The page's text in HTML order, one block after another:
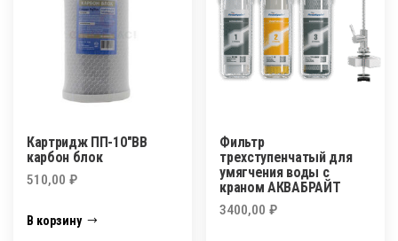
Картридж ПП-10″BB
карбон блок
510,00 ₽
В корзину
Фильтр
трехступенчатый для
умягчения воды с
краном АКВАБРАЙТ
3400,00₽